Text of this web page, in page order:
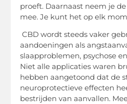
proeft. Daarnaast neem je
mee. Je kunt het op elk
CBD wordt steeds vaker
aandoeningen als
slaapproblemen, psychose
Niet alle applicaties waren
hebben aangetoond dat de
neuroprotectieve effecten
bestrijden van aanvallen.